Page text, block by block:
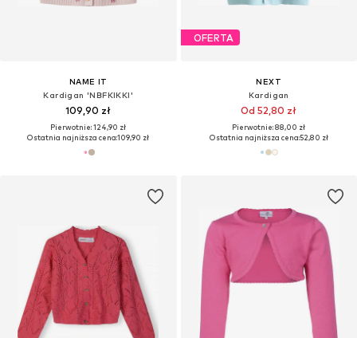
NAME IT
Kardigan 'NBFKIKKI'
109,90 zł
Pierwotnie: 124,90 zł
Ostatnia najniższa cena:109,90 zł
OFERTA
NEXT
Kardigan
Od 52,80 zł
Pierwotnie: 88,00 zł
Ostatnia najniższa cena:52,80 zł